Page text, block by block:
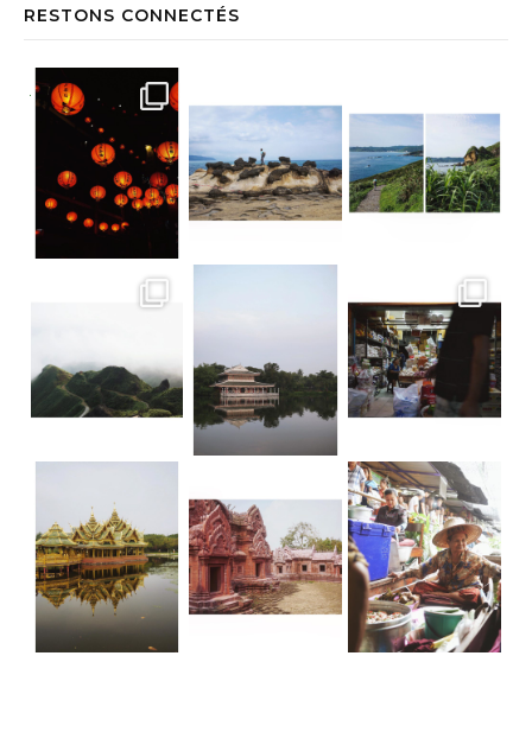
RESTONS CONNECTÉS
Jiufen • Taïwan Comme un air de Miyaz
• Floating market TGIF ! La bonne nou